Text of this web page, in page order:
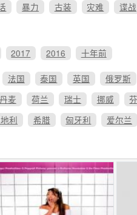
暴力 古装 灾难 谍战
2017 2016 十年前
法国 泰国 英国 俄罗斯
丹麦 荷兰 瑞士 挪威
利 希腊 匈牙利 爱尔兰